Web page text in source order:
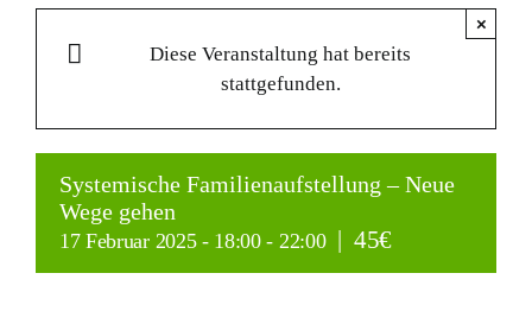
LEISTUNGEN
Fortbildungen
Diese Veranstaltung hat bereits
stattgefunden.
×
Systemische Familienaufstellung – Neue
Wege gehen
17 Februar 2025 - 18:00- 22:00 | 45€